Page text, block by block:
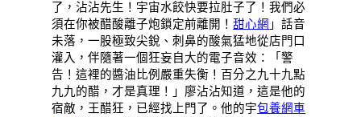
了，沾沾先生！宇宙水餃快要拉肚子了！我們必
須在你被醋酸離子炮鎖定前離開！甜心網 」話音
未落，一股極致尖銳、刺鼻的酸氣猛地從店門口
灌入，伴隨著一個狂妄自大的電子音效：「警
告！這裡的醬油比例嚴重失衡！百分之九十九點
九九的醋，才是真理！」廖沾沾知道，這是他的
宿敵，王醋狂，已經找上門了。他的宇包養網車